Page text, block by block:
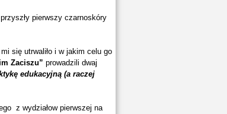
pierwszy czarnoskóry
się utrwaliło i w jakim celu go
Zaciszu” prowadzili dwaj
edukacyjną (a raczej
z wydziałow pierwszej na